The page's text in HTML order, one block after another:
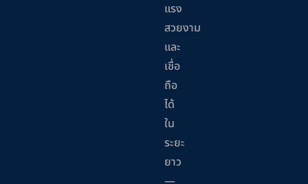
แรง
สวยงาม
และ
เชื่อ
ถือ
ได้
ใน
ระยะ
ยาว